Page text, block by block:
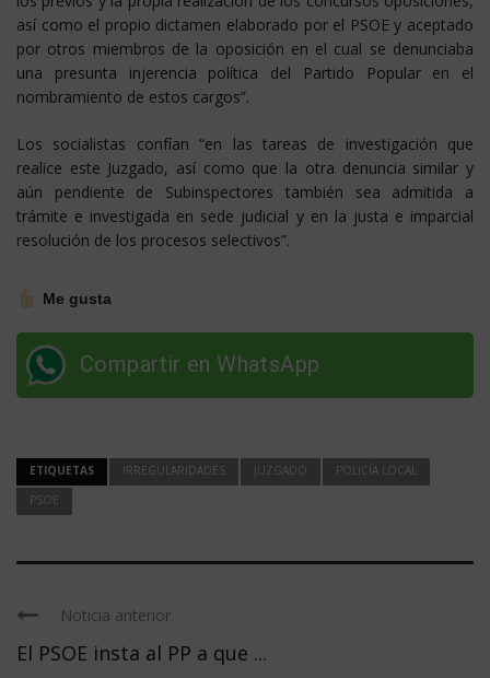
así como el propio dictamen elaborado por el PSOE y aceptado
por otros miembros de la oposición en el cual se denunciaba
una presunta injerencia política del Partido Popular en el
nombramiento de estos cargos”.
Los socialistas confían “en las tareas de investigación que
realice este Juzgado, así como que la otra denuncia similar y
aún pendiente de Subinspectores también sea admitida a
trámite e investigada en sede judicial y en la justa e imparcial
resolución de los procesos selectivos”.
Me gusta
Compartir en WhatsApp
ETIQUETAS IRREGULARIDADES JUZGADO
POLICÍA LOCAL
PSOE
Noticia anterior
El PSOE insta al PP a que ...